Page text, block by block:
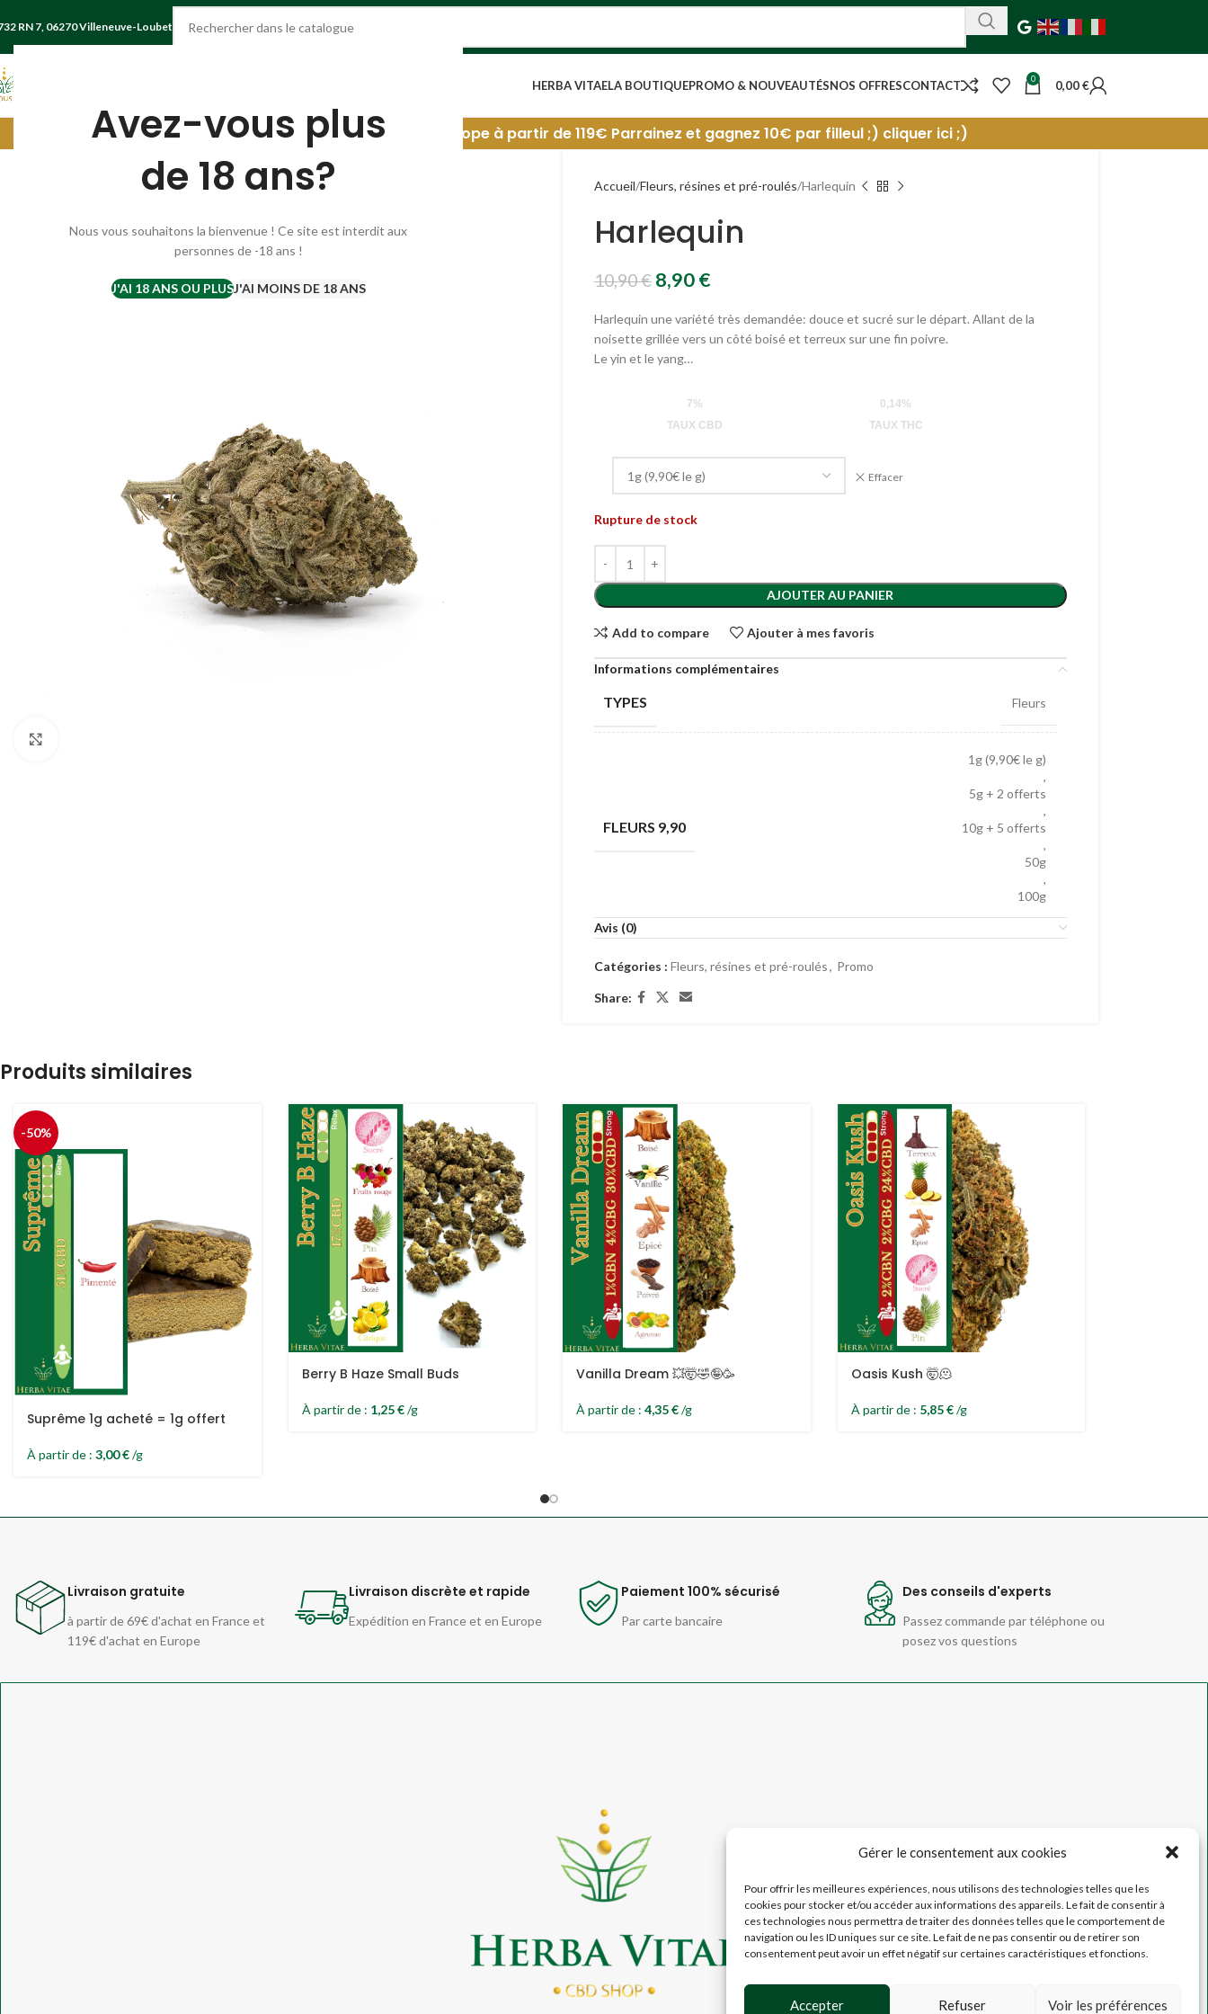
Avez-vous plus
de 18 ans?
Nous vous souhaitons la bienvenue ! Ce site est interdit aux
personnes de -18 ans !
J'AI 18 ANS OU PLUSJ'AI MOINS DE 18 ANS
Gérer le consentement aux cookies
Pour offrir les meilleures expériences, nous utilisons des technologies telles que les
cookies pour stocker et/ou accéder aux informations des appareils. Le fait de consentir à
ces technologies nous permettra de traiter des données telles que le comportement de
navigation ou les ID uniques sur ce site. Le fait de ne pas consentir ou de retirer son
consentement peut avoir un effet négatif sur certaines caractéristiques et fonctions.
Accepter Refuser Voir les préférences
RN 7, 06270 Villeneuve-Loubet
HERBA VITAELA BOUTIQUEPROMO & NOUVEAUTÉSNOS OFFRESCONTACT 0 0,00€
Livraison gratuite France à partir de 69€. Europe à partir de 119€ Parrainez et gagnez 10€ par filleul ;) cliquer ici ;)
-18%
OMMA
Accueil Fleurs, résines et pré-roulés Harlequin
Harlequin
10,90€ 8,90€
Harlequin une variété très demandée: douce et sucré sur le départ. Allant de la
noisette grillée vers un côté boisé et terreux sur une fin poivre.
Le yin et le yang…
7%
TAUX CBD
0,14%
TAUX THC
Effacer
Rupture de stock
AJOUTER AU PANIER
Add to compare Ajouter à mes favoris
Informations complémentaires
TYPES Fleurs
FLEURS 9,90
1g (9,90€ le g)
,
5g + 2 offerts
,
10g + 5 offerts
,
50g
,
100g
Avis (0)
Catégories : Fleurs, résines et pré-roulés, Promo
Share:
Produits similaires
-50%
Suprême 1g acheté = 1g offert
À partir de : 3,00€/g
Berry B Haze Small Buds
À partir de : 1,25€/g
Vanilla Dream 💥🤯🤣🤪🥳
À partir de : 4,35€/g
Oasis Kush 🤯🫠
À partir de : 5,85€/g
Livraison gratuite
à partir de 69€ d'achat en France et
119€ d'achat en Europe
Livraison discrète et rapide
Expédition en France et en Europe
Paiement 100% sécurisé
Par carte bancaire
Des conseils d'experts
Passez commande par téléphone ou
posez vos questions